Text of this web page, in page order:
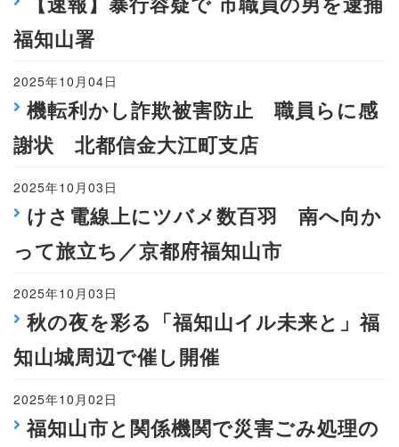
福知山署
2025年10月04日
機転利かし詐欺被害防止 職員らに感
謝状 北都信金大江町支店
2025年10月03日
けさ電線上にツバメ数百羽 南へ向か
って旅立ち／京都府福知山市
2025年10月03日
秋の夜を彩る「福知山イル未来と」福
知山城周辺で催し開催
2025年10月02日
福知山市と関係機関で災害ごみ処理の